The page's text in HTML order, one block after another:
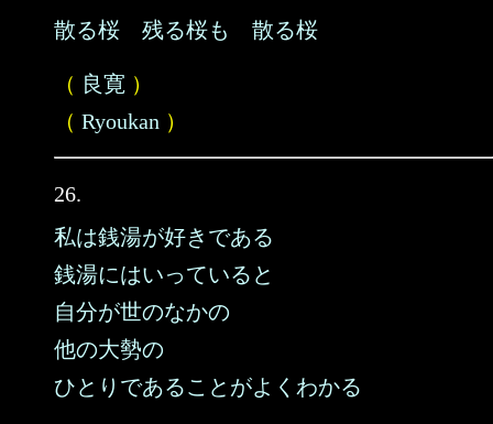
散る桜 残る桜も 散る桜
（ 良寛 ）
（ Ryoukan ）
26.
私は銭湯が好きである
銭湯にはいっていると
自分が世のなかの
他の大勢の
ひとりであることがよくわかる